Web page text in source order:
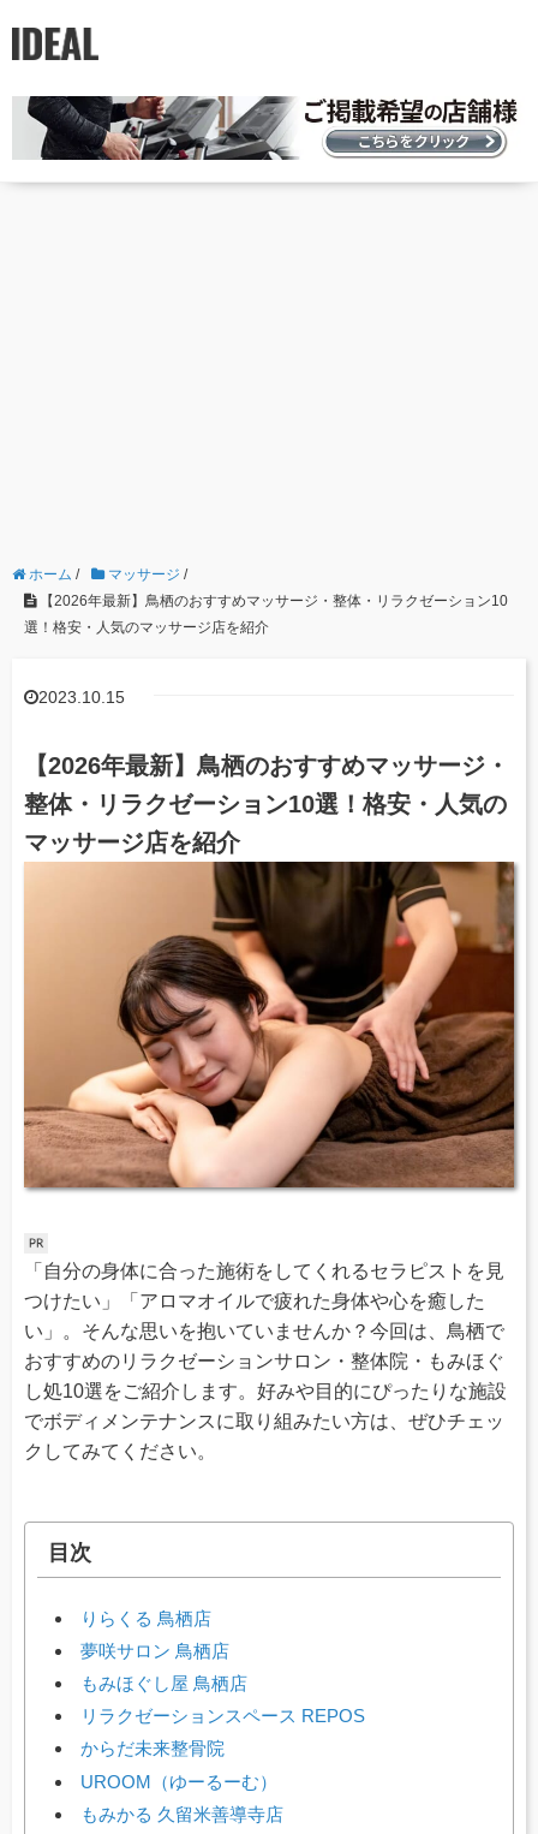
ホーム / マッサージ /
【2026年最新】鳥栖のおすすめマッサージ・整体・リラクゼーション10
選！格安・人気のマッサージ店を紹介
2023.10.15
【2026年最新】鳥栖のおすすめマッサージ・
整体・リラクゼーション10選！格安・人気の
マッサージ店を紹介
「自分の身体に合った施術をしてくれるセラピストを見
つけたい」「アロマオイルで疲れた身体や心を癒した
い」。そんな思いを抱いていませんか？今回は、鳥栖で
おすすめのリラクゼーションサロン・整体院・もみほぐ
し処10選をご紹介します。好みや目的にぴったりな施設
でボディメンテナンスに取り組みたい方は、ぜひチェッ
クしてみてください。
目次
りらくる 鳥栖店
夢咲サロン 鳥栖店
もみほぐし屋 鳥栖店
リラクゼーションスペース REPOS
からだ未来整骨院
UROOM（ゆーるーむ）
もみかる 久留米善導寺店